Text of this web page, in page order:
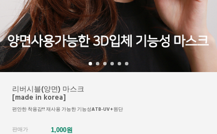
리버시블(양면) 마스크
[made in korea]
편안한 착용감!! 재사용 가능한 기능성ATB-UV+원단
판매가 1,000원